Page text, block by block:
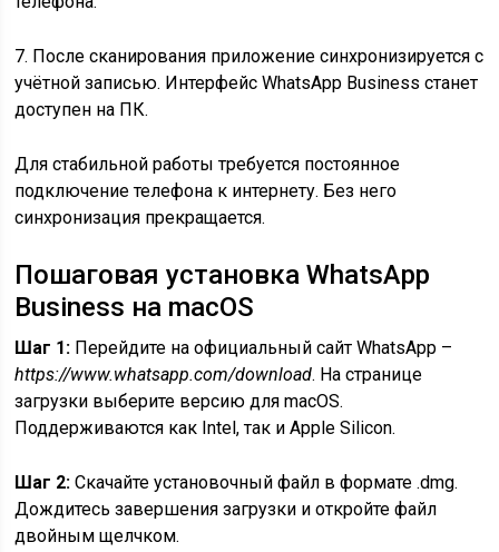
7. После сканирования приложение синхронизируется с
учётной записью. Интерфейс WhatsApp Business станет
доступен на ПК.
Для стабильной работы требуется постоянное
подключение телефона к интернету. Без него
синхронизация прекращается.
Пошаговая установка WhatsApp
Business на macOS
Шаг 1: Перейдите на официальный сайт WhatsApp –
https://www.whatsapp.com/download. На странице
загрузки выберите версию для macOS.
Поддерживаются как Intel, так и Apple Silicon.
Шаг 2: Скачайте установочный файл в формате .dmg.
Дождитесь завершения загрузки и откройте файл
двойным щелчком.